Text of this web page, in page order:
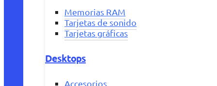
Memorias RAM
Tarjetas de sonido
Tarjetas gráficas
Desktops
Accesorios